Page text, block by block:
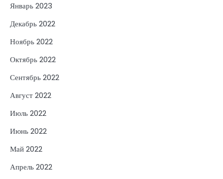
Январь 2023
Декабрь 2022
Ноябрь 2022
Октябрь 2022
Сентябрь 2022
Август 2022
Июль 2022
Июнь 2022
Май 2022
Апрель 2022